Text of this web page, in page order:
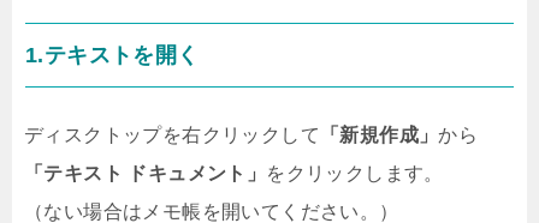
1.テキストを開く
ディスクトップを右クリックして 「新規作成」から
「テキスト ドキュメント」
をクリックします。
（ない場合はメモ帳を開いてください。）